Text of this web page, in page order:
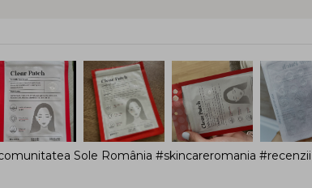
Sole România #skincareromania